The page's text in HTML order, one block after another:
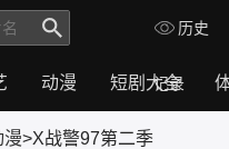
历史
记录
动漫 短剧大全
漫>X战警97第二季